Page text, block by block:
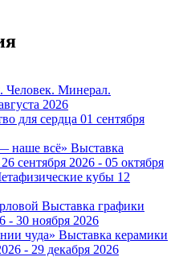
Человек. Минерал.
2026
для сердца 01 сентября
Выставка
26 сентября 2026 - 05 октября
кубы 12
Выставка графики
- 30 ноября 2026
Выставка керамики
- 29 декабря 2026